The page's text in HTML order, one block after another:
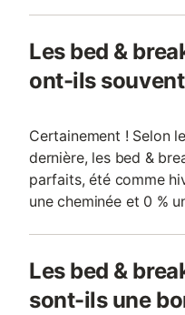
Les bed &
ont-ils
Certainement ! Selon
dernière, les bed &
parfaits, été comme
une cheminée et 0 %
Les bed &
sont-ils une